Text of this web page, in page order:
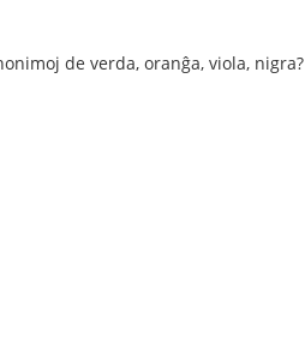
de verda, oranĝa, viola, nigra?